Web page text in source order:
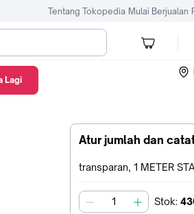
Tentang Tokopedia Mulai Berjualan
Atur jumlah dan
Terpilih:
transparan, 1 METER
jumlah Stok:
Lagi